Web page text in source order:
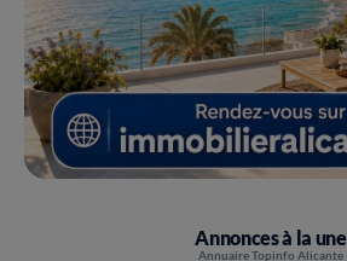
Annonces à la une
Annuaire Topinfo Alicante